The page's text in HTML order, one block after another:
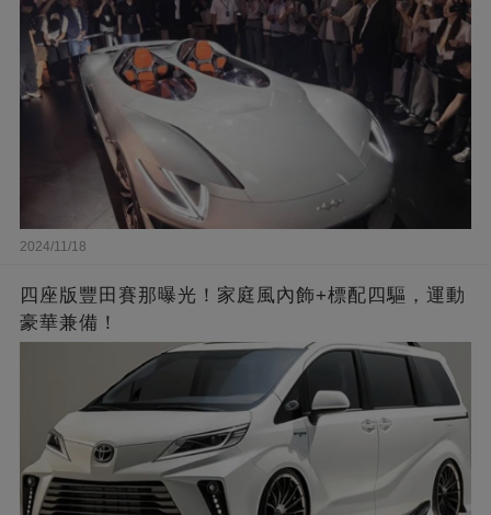
2024/11/18
四座版豐田賽那曝光！家庭風內飾+標配四驅，運動
豪華兼備！